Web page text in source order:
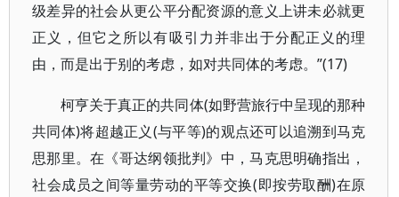
级差异的社会从更公平分配资源的意义上讲未必就更
正义，但它之所以有吸引力并非出于分配正义的理
由，而是出于别的考虑，如对共同体的考虑。”(17)
柯亨关于真正的共同体(如野营旅行中呈现的那种
共同体)将超越正义(与平等)的观点还可以追溯到马克
思那里。在《哥达纲领批判》中，马克思明确指出，
社会成员之间等量劳动的平等交换(即按劳取酬)在原